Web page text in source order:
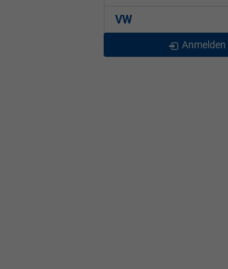
VW
Anmelden